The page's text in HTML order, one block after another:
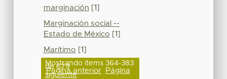
marginación [1]
Marginación social --
Estado de México [1]
Marítimo [1]
Mostrando ítems 364-383
de 679
Página anterior Página
siguiente